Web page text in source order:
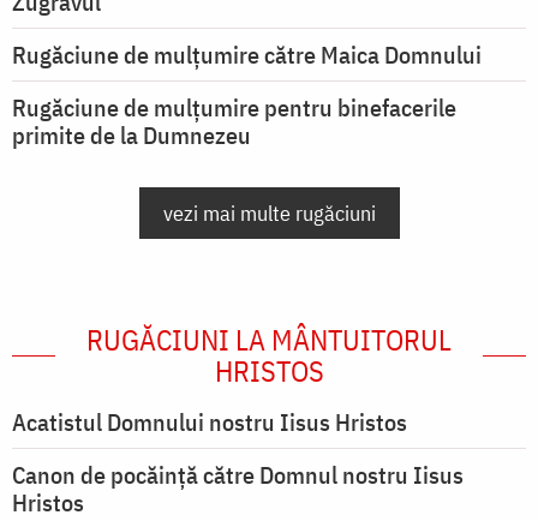
Rugăciune de mulţumire către Maica Domnului
Rugăciune de mulțumire pentru binefacerile
primite de la Dumnezeu
vezi mai multe rugăciuni
RUGĂCIUNI LA MÂNTUITORUL
HRISTOS
Acatistul Domnului nostru Iisus Hristos
Canon de pocăință către Domnul nostru Iisus
Hristos